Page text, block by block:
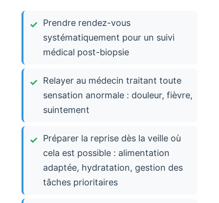
Prendre rendez-vous
systématiquement pour un suivi
médical post-biopsie
Relayer au médecin traitant toute
sensation anormale : douleur, fièvre,
suintement
Préparer la reprise dès la veille où
cela est possible : alimentation
adaptée, hydratation, gestion des
tâches prioritaires